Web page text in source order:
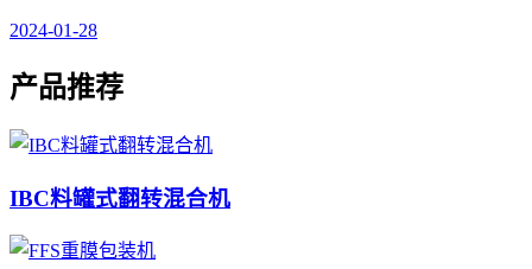
2024-01-28
产品推荐
IBC料罐式翻转混合机